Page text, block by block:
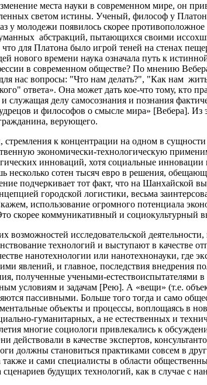
места науки в современном мире, он
светом истины. Ученый, философ у
у молодежи появилось скорее
абстракций, пытающихся своими
для Платона было игрой теней на стенах
нового времени наука означала путь к
в современном обществе? По мнению
нас вопросы: "Что нам делать?", "Как нам
ответа». Она может дать кое-что тому, кто
служащая делу самосознания и познания
и философов о смысле мира» [Вебера]. Из
верующего.
к концентрации на одном в
экономически-технологическую
инноваций, хотя социальные
сотен тысяч евро в решения,
подчеркивает тот факт, что на Шанхайской
городской логистики, весьма
использование огромного потенциала
скорее коммуникативный и социокультурный
исследовательской деятельности,
технологий и выступают в качестве
нанотехнологии или нанотехнонауки, где
и главное, последствия внедрения
полученные учеными-естествоиспытателями
условиям и задачам [Рею]. А «вещи» (т.е.
пассивными. Больше того тогда и само
объекты и процессы, воплощаясь в
гуманитарных, а не естественных и
многие социологи привлекались к
в качестве экспертов,
должны становиться практиками совсем в
и сами специалисты в области
будущих технологий, как в случае с